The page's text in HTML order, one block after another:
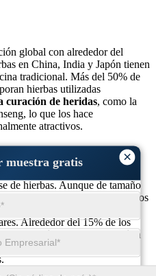
×
muestra gratis
global con alrededor del
en China, India y Japón tienen
tradicional. Más del 50% de
hierbas utilizadas
curación de heridas, como la
lo que los hace
atractivos.
aproximadamente el 2% del
de hierbas. Aunque de tamaño
especialmente en los centros
y las bebidas
Alrededor del 15% de los
Cuidado de la curación
a menudo ligadas a